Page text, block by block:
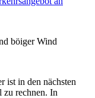
böiger Wind
ist in den nächsten
zu rechnen. In